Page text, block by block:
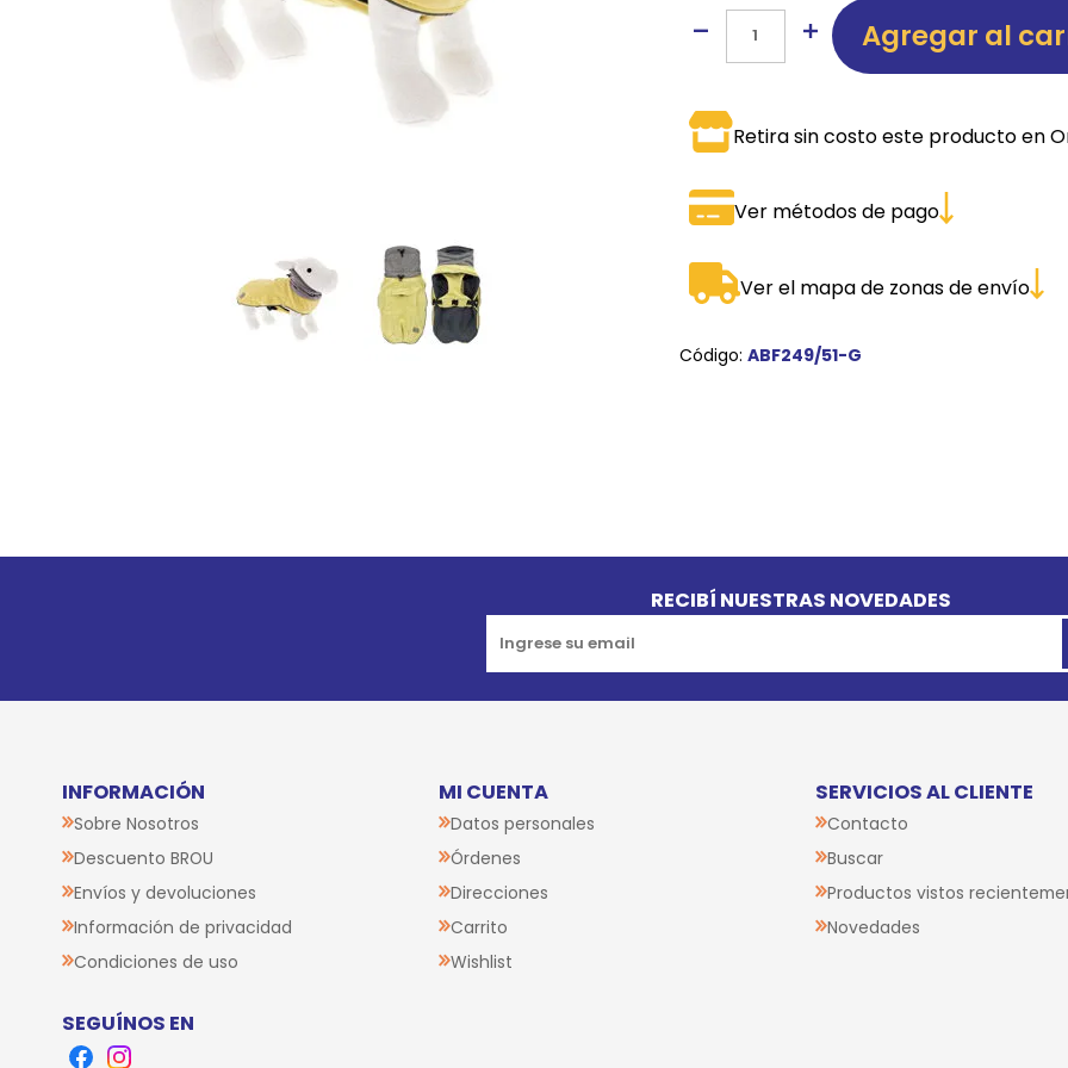
COMEDEROS Y BEBEDEROS
Agregar al
Retira sin costo este producto en
Ver métodos de pago
Ver el mapa de zonas de envío
Código: ABF249/51-G
RECIBÍ NUESTRAS NOVEDADES
INFORMACIÓN
Sobre Nosotros
Descuento BROU
Envíos y devoluciones
Información de privacidad
Condiciones de uso
MI CUENTA
Datos personales
Órdenes
Direcciones
Carrito
Wishlist
SERVICIOS AL CLIENTE
Contacto
Buscar
Productos vistos
Novedades
SEGUÍNOS EN